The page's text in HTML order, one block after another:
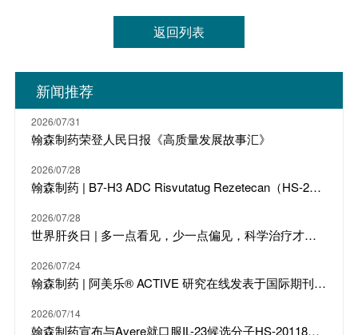
返回列表
新闻推荐
2026/07/31
翰森制药荣登人民日报《高质量发展故事汇》
2026/07/28
翰森制药 | B7-H3 ADC Risvutatug Rezetecan（HS-20093）骨肉瘤III期临床ARTEMIS-011达到IRC-PFS主要终点
2026/07/28
世界肝炎日 | 多一点看见，少一点偏见，科学治疗才是打败乙肝的最强答案
2026/07/24
翰森制药 | 阿美乐® ACTIVE 研究在线发表于国际期刊 JTO
2026/07/14
翰森制药宣布与Avere就口服IL-23候选分子HS-20118达成许可合作及战略投资